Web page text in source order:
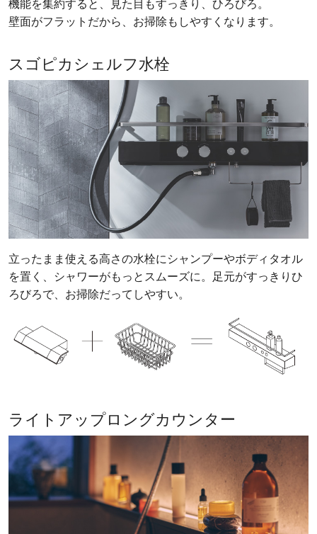
機能を集約すると、見た目もすっきり、ひろびろ。
壁面がフラットだから、お掃除もしやすくなります。
スゴピカシェルフ水栓
立ったまま使える高さの水栓にシャンプーやボディタオル
を置く、シャワーがもっとスムーズに。足元がすっきりひ
ろびろで、お掃除だってしやすい。
ライトアップロングカウンター